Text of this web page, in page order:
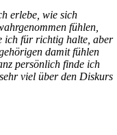
erlebe, wie sich
fühlen,
ich für richtig halte, aber
damit fühlen
persönlich finde ich
viel über den Diskurs